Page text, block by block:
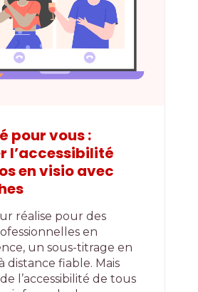
pour vous :
l’accessibilité
en visio avec
réalise pour des
en
un sous-titrage en
distance fiable. Mais
l’accessibilité de tous